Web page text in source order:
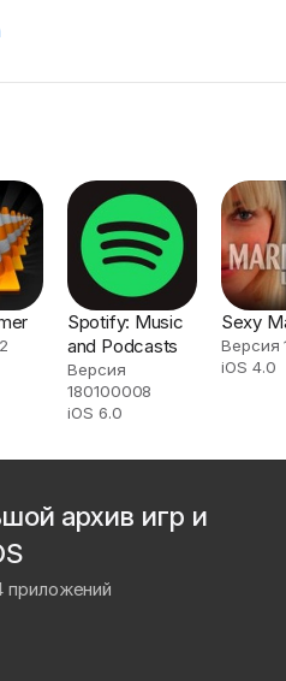
Spotify: Music
and Podcasts
Версия
180100008
iOS 6.0
Sexy
Версия
iOS 4.0
архив игр и
приложений